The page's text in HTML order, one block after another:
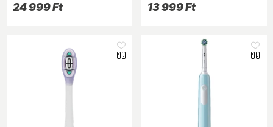
24 999 Ft 13 999 Ft